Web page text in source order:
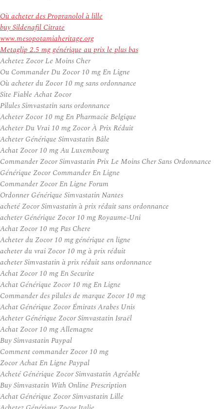
Où acheter des Propranolol à lille
buy Sildenafil Citrate
www.mesopotamiaheritage.org
Metaglip 2.5 mg générique au prix le plus bas
Achetez Zocor Le Moins Cher
Ou Commander Du Zocor 10 mg En Ligne
Où acheter du Zocor 10 mg sans ordonnance
Site Fiable Achat Zocor
Pilules Simvastatin sans ordonnance
Acheter Zocor 10 mg En Pharmacie Belgique
Acheter Du Vrai 10 mg Zocor À Prix Réduit
Acheter Générique Simvastatin Bâle
Achat Zocor 10 mg Au Luxembourg
Commander Zocor Simvastatin Prix Le Moins Cher Sans Ordonnance
Générique Zocor Commander En Ligne
Commander Zocor En Ligne Forum
Ordonner Générique Simvastatin Nantes
acheté Zocor Simvastatin à prix réduit sans ordonnance
acheter Générique Zocor 10 mg Royaume-Uni
Achat Zocor 10 mg Pas Chere
Acheter du Zocor 10 mg générique en ligne
acheter du vrai Zocor 10 mg à prix réduit
acheter Simvastatin à prix réduit sans ordonnance
Achat Zocor 10 mg En Securite
Achat Générique Zocor 10 mg En Ligne
Commander des pilules de marque Zocor 10 mg
Achat Générique Zocor Émirats Arabes Unis
Acheter Générique Zocor Simvastatin Israël
Achat Zocor 10 mg Allemagne
Buy Simvastatin Paypal
Comment commander Zocor 10 mg
Zocor Achat En Ligne Paypal
Acheté Générique Zocor Simvastatin Agréable
Buy Simvastatin With Online Prescription
Achat Générique Zocor Simvastatin Lille